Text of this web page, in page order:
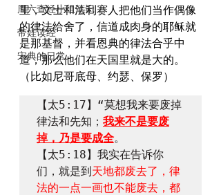
周六查经小组笔记
带娃读经
宋典的日常
里，文士和法利赛人把他们当作偶像
的律法给舍了，信道成肉身的耶稣就
是那基督，并看恩典的律法合乎中
道，那么他们在天国里就是大的。
（比如尼哥底母、约瑟、保罗）
【太5:17】“莫想我来要废掉
律法和先知； 我来不是要废
掉，乃是要成全。
【太5:18】我实在告诉你
们，就是到天地都废去了，律
法的一点一画也不能废去，都